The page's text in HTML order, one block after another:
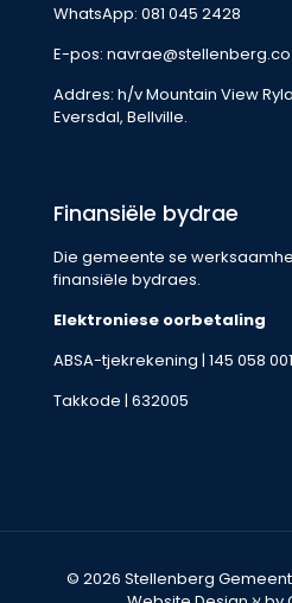
WhatsApp: 081 045 2428
E-pos:
Addres: h/v Mountain View
Eversdal, Bellville.
Finansiële bydrae
Die gemeente se
finansiële bydraes.
Elektroniese oorbetaling
ABSA-tjekrekening | 145 058
Takkode | 632005
© 2026 Stellenberg